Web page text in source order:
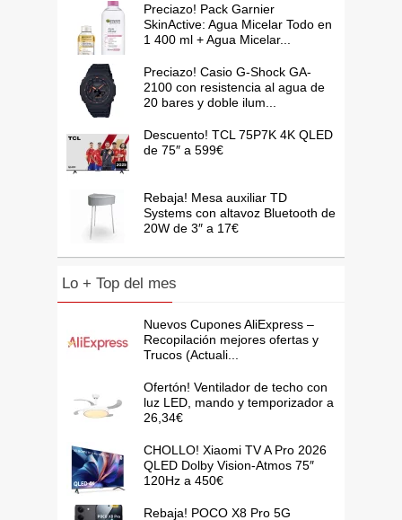
Preciazo! Pack Garnier
SkinActive: Agua Micelar Todo en
1 400 ml + Agua Micelar...
Preciazo! Casio G-Shock GA-
2100 con resistencia al agua de
20 bares y doble ilum...
Descuento! TCL 75P7K 4K QLED
de 75″ a 599€
Rebaja! Mesa auxiliar TD
Systems con altavoz Bluetooth de
20W de 3″ a 17€
Lo + Top del mes
Nuevos Cupones AliExpress –
Recopilación mejores ofertas y
Trucos (Actuali...
Ofertón! Ventilador de techo con
luz LED, mando y temporizador a
26,34€
CHOLLO! Xiaomi TV A Pro 2026
QLED Dolby Vision-Atmos 75″
120Hz a 450€
Rebaja! POCO X8 Pro 5G